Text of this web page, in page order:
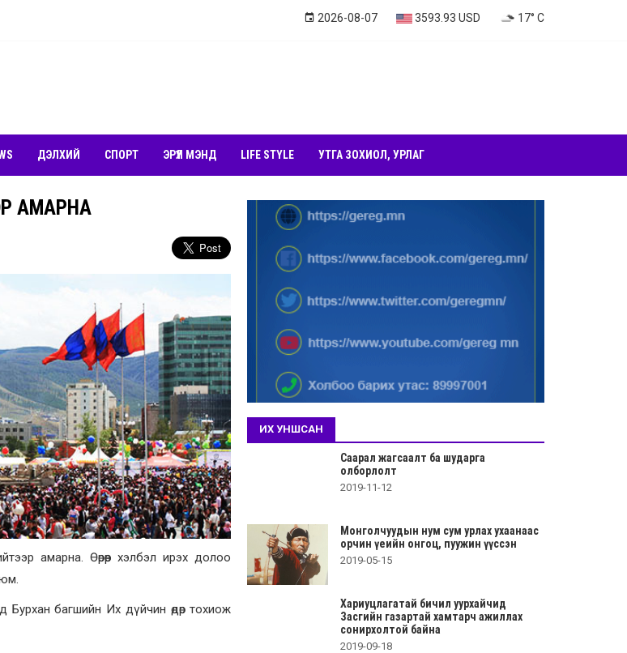
2026-08-07 3593.93 USD 17° C
ДЭЛХИЙ СПОРТ ЭРҮҮЛ МЭНД LIFE STYLE УТГА ЗОХИОЛ, УРЛАГ
АМАРНА
амарна. Өөрөөр хэлбэл ирэх долоо
багшийн Их дүйчин өдөр тохиож
ИХ УНШСАН
Саарал жагсаалт ба шударга
олборлолт
2019-11-12
Монголчуудын нум сум урлах ухаанаас
орчин үеийн онгоц, пуужин үүссэн
2019-05-15
Хариуцлагатай бичил уурхайчид
Засгийн газартай хамтарч ажиллах
сонирхолтой байна
2019-09-18